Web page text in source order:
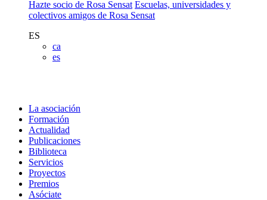
Hazte socio de Rosa Sensat Escuelas, universidades y
colectivos amigos de Rosa Sensat
ES
ca
es
La asociación
Formación
Actualidad
Publicaciones
Biblioteca
Servicios
Proyectos
Premios
Asóciate